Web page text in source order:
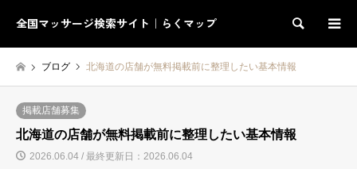
全国マッサージ検索サイト｜らくマップ 検索
ブログ 北海道の店舗が無料掲載前に整理したい基本情報
掲載店舗募集
北海道の店舗が無料掲載前に整理したい基本情報
2026.06.04 / 最終更新日：2026.06.04